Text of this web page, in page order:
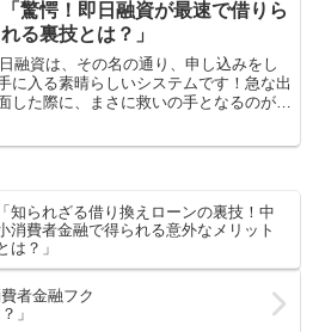
「驚愕！即日融資が最速で借りら
れる裏技とは？」
融資は、その名の通り、申し込みをし
に入る素晴らしいシステムです！急な出
した際に、まさに救いの手となるのがこ
「知られざる借り換えローンの裏技！中
消費者金融で得られる意外なメリット
は？」
者金融フク
」